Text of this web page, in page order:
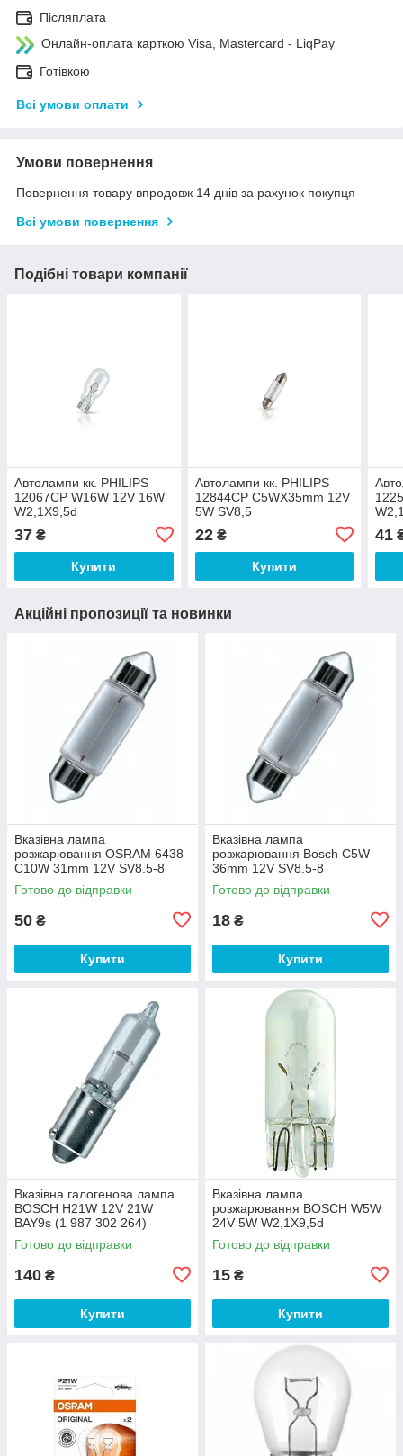
Післяплата
Онлайн-оплата карткою Visa, Mastercard - LiqPay
Готівкою
Всі умови оплати
Умови повернення
Повернення товару впродовж 14 днів за рахунок покупця
Всі умови повернення
Подібні товари компанії
Автолампи кк. PHILIPS
12067CP W16W 12V 16W
W2,1X9,5d
37 ₴
Купити
Автолампи кк. PHILIPS
12844CP C5WX35mm 12V
5W SV8,5
22₴
Купити
41
Акційні пропозиції та новинки
Вказівна лампа
розжарювання OSRAM 6438
C10W 31mm 12V SV8.5-8
5X10FS
Готово до відправки
50 ₴
Купити
Вказівна лампа
розжарювання Bosch C5W
36mm 12V SV8.5-8
(1987302211)
Готово до відправки
18 ₴
Купити
Вказівна галогенова лампа
BOSCH H21W 12V 21W
BAY9s (1 987 302 264)
Готово до відправки
140 ₴
Купити
Вказівна лампа
розжарювання BOSCH W5W
24V 5W W2,1X9,5d
(1987302518)
Готово до відправки
15 ₴
Купити